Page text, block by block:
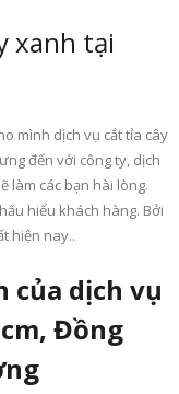
xanh tại
mình dịch vụ cắt tỉa cây
đến với công ty, dịch
làm các bạn hài lòng.
hiểu khách hàng. Bởi
hiện nay..
của dịch vụ
Đồng